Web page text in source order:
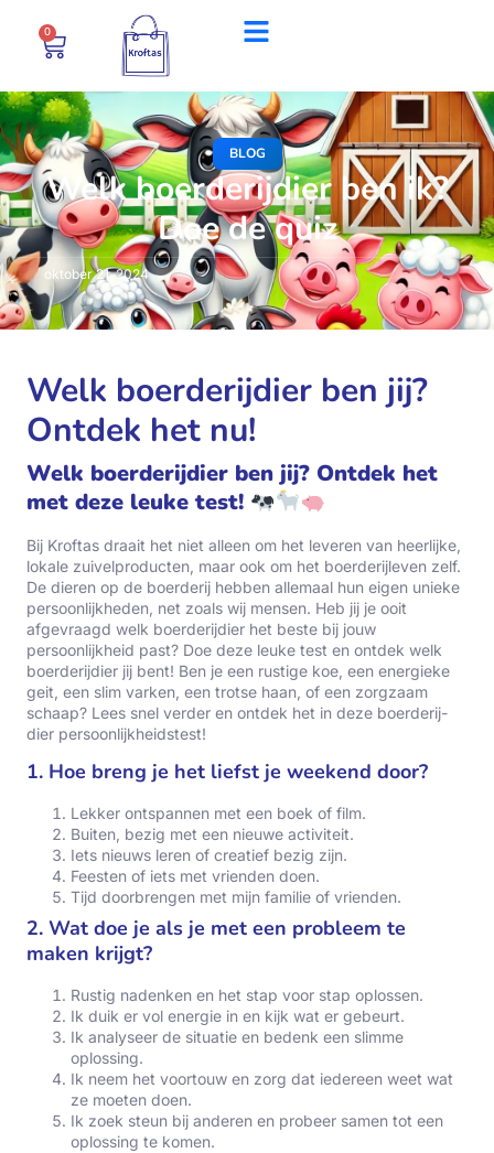
0
BLOG
Welk boerderijdier ben ik?
Doe de quiz
oktober 21, 2024
Welk boerderijdier ben jij?
Ontdek het nu!
Welk boerderijdier ben jij? Ontdek het
met deze leuke test!
Bij Kroftas draait het niet alleen om het leveren van heerlijke,
lokale zuivelproducten, maar ook om het boerderijleven zelf.
De dieren op de boerderij hebben allemaal hun eigen unieke
persoonlijkheden, net zoals wij mensen. Heb jij je ooit
afgevraagd welk boerderijdier het beste bij jouw
persoonlijkheid past? Doe deze leuke test en ontdek welk
boerderijdier jij bent! Ben je een rustige koe, een energieke
geit, een slim varken, een trotse haan, of een zorgzaam
schaap? Lees snel verder en ontdek het in deze boerderij-
dier persoonlijkheidstest!
1. Hoe breng je het liefst je weekend door?
Lekker ontspannen met een boek of film.
Buiten, bezig met een nieuwe activiteit.
Iets nieuws leren of creatief bezig zijn.
Feesten of iets met vrienden doen.
Tijd doorbrengen met mijn familie of vrienden.
2. Wat doe je als je met een probleem te
maken krijgt?
Rustig nadenken en het stap voor stap oplossen.
Ik duik er vol energie in en kijk wat er gebeurt.
Ik analyseer de situatie en bedenk een slimme
oplossing.
Ik neem het voortouw en zorg dat iedereen weet wat
ze moeten doen.
Ik zoek steun bij anderen en probeer samen tot een
oplossing te komen.